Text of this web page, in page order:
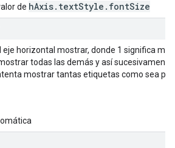
de hAxis.textStyle.fontSize
horizontal mostrar, donde 1 significa
todas las demás y así
mostrar tantas etiquetas como sea